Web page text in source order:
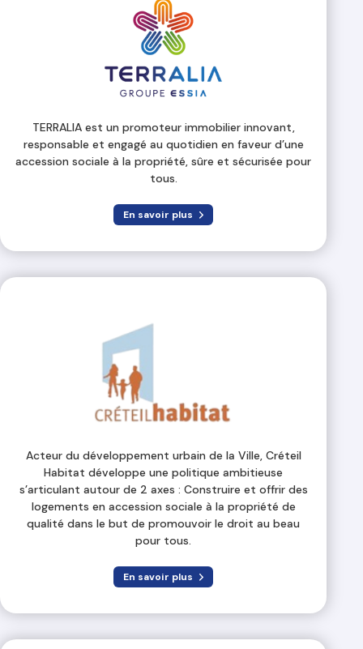
TERRALIA est un promoteur immobilier innovant,
responsable et engagé au quotidien en faveur d’une
accession sociale à la propriété, sûre et sécurisée pour
tous.
En savoir plus
Acteur du développement urbain de la Ville, Créteil
Habitat développe une politique ambitieuse
s’articulant autour de 2 axes : Construire et offrir des
logements en accession sociale à la propriété de
qualité dans le but de promouvoir le droit au beau
pour tous.
En savoir plus